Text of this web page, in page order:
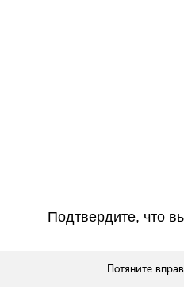
Подтвердите, что